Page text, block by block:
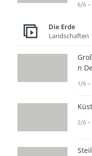
Die
der
wichtig.
für die
6/6 –
Die Erde
Landschaften
n
1/6 –
2/6 –